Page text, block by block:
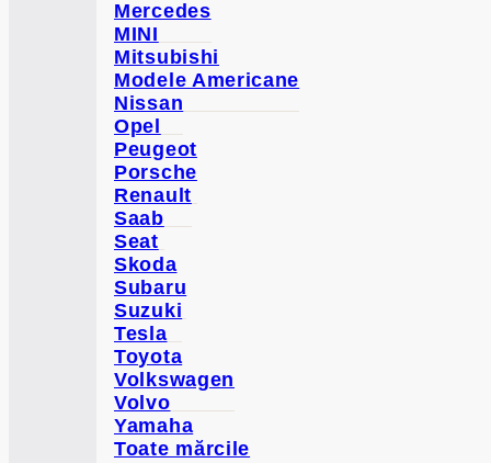
Mercedes
MINI
Mitsubishi
Modele Americane
Nissan
Opel
Peugeot
Porsche
Renault
Saab
Seat
Skoda
Subaru
Suzuki
Tesla
Toyota
Volkswagen
Volvo
Yamaha
Toate mărcile